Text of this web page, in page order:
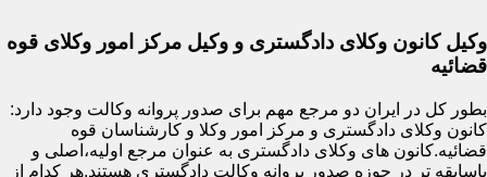
وکیل کانون وکلای دادگستری و وکیل مرکز امور وکلای قوه
قضائیه
بطور کل در ایران دو مرجع مهم برای صدور پروانه وکالت وجود دارد:
کانون وکلای دادگستری و مرکز امور وکلا و کارشناسان قوه
قضائیه.کانون های وکلای دادگستری به عنوان مرجع اولیه،اصلی و
باسابقه تر در حوزه صدور پروانه وکالت دادگستری هستند.هر کدام از